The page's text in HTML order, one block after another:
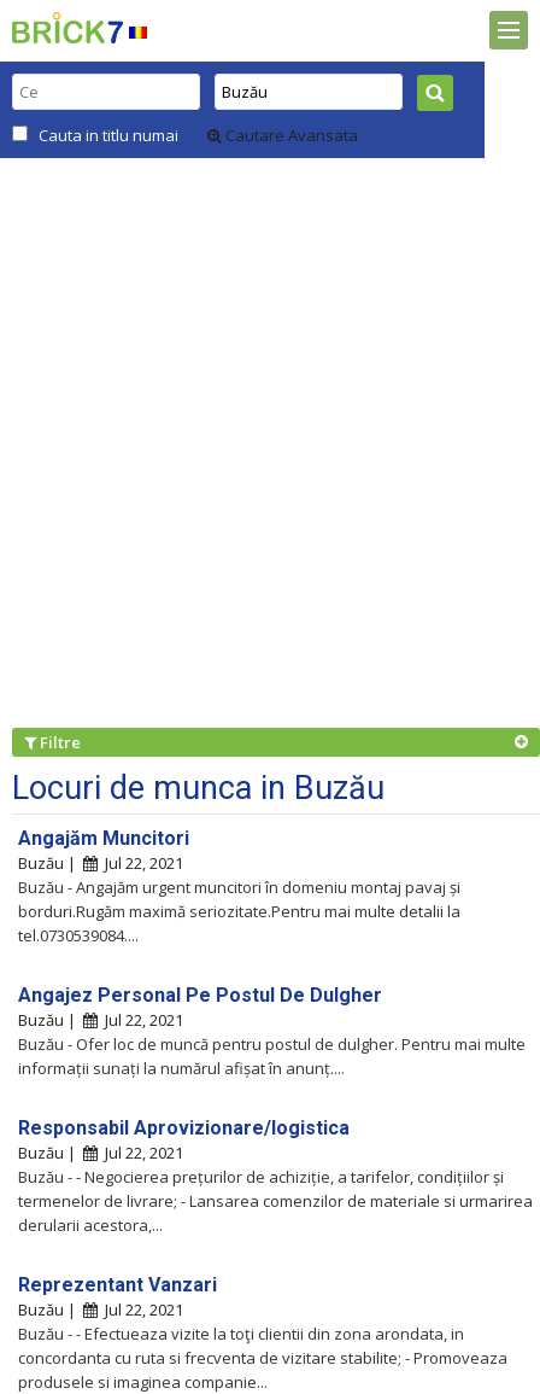
Cauta in titlu numai Cautare Avansata
Filtre
Locuri de munca in Buzău
Angajăm Muncitori
Buzău |
Jul 22, 2021
Buzău - Angajăm urgent muncitori în domeniu montaj pavaj și
borduri.Rugăm maximă seriozitate.Pentru mai multe detalii la
tel.0730539084....
Angajez Personal Pe Postul De Dulgher
Buzău |
Jul 22, 2021
Buzău - Ofer loc de muncă pentru postul de dulgher. Pentru mai multe
informații sunați la numărul afișat în anunț....
Responsabil Aprovizionare/logistica
Buzău |
Jul 22, 2021
Buzău - - Negocierea prețurilor de achiziție, a tarifelor, condițiilor și
termenelor de livrare; - Lansarea comenzilor de materiale si urmarirea
derularii acestora,...
Reprezentant Vanzari
Buzău |
Jul 22, 2021
Buzău - - Efectueaza vizite la toţi clientii din zona arondata, in
concordanta cu ruta si frecventa de vizitare stabilite; - Promoveaza
produsele si imaginea companie...